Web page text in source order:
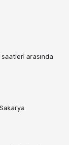
arasında